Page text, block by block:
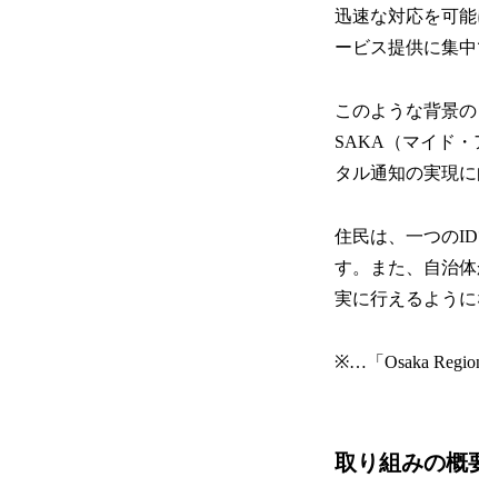
迅速な対応を可
ービス提供に集
このような背景
SAKA（マイド・
タル通知の実現
住民は、一つの
す。また、自治
実に行えるように
※…「Osaka
取り組みの概